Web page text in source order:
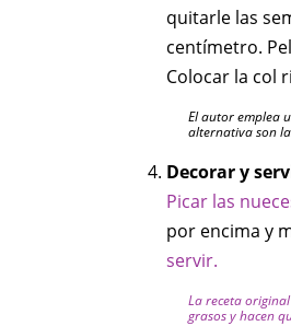
quitarle las
centímetro.
Colocar la col
El autor emplea
alternativa son
Decorar y
Picar las
por encima y
servir.
La receta
grasos y hacen